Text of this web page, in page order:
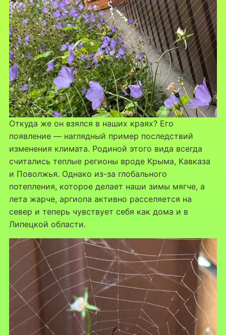
Откуда же он взялся в наших краях? Его
появление — наглядный пример последствий
изменения климата. Родиной этого вида всегда
считались теплые регионы вроде Крыма, Кавказа
и Поволжья. Однако из-за глобального
потепления, которое делает наши зимы мягче, а
лета жарче, аргиопа активно расселяется на
север и теперь чувствует себя как дома и в
Липецкой области.